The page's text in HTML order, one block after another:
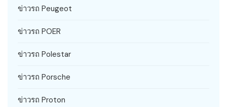
ข่าวรถ Peugeot
ข่าวรถ POER
ข่าวรถ Polestar
ข่าวรถ Porsche
ข่าวรถ Proton